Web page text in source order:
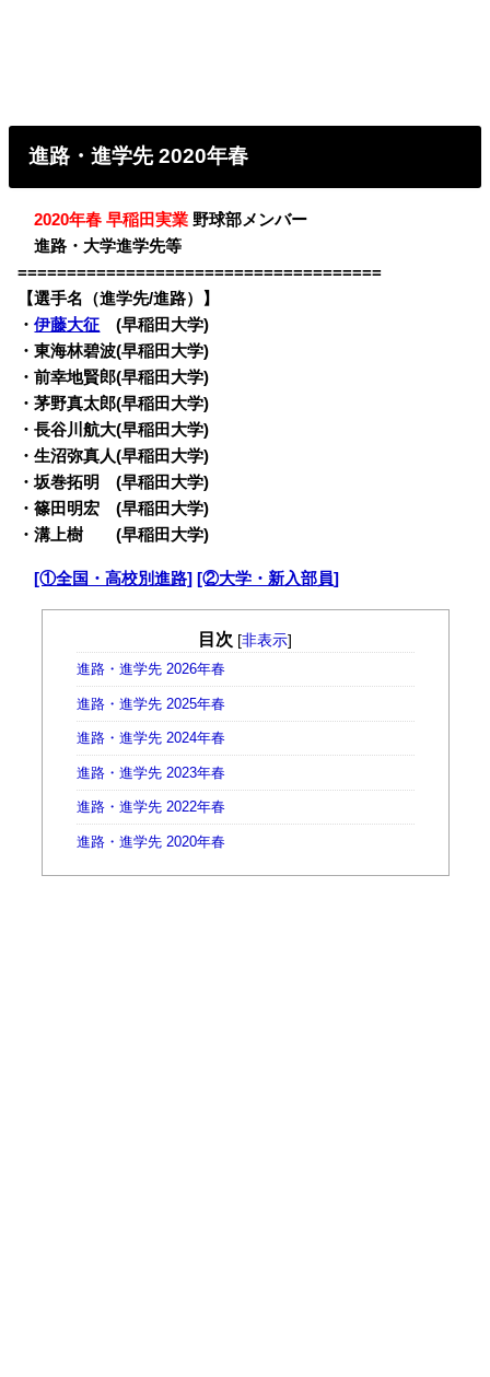
進路・進学先 2020年春
・2020年春 早稲田実業 野球部メンバー
・進路・大学進学先等
=====================================
【選手名（進学先/進路）】
・伊藤大征 (早稲田大学)
・東海林碧波(早稲田大学)
・前幸地賢郎(早稲田大学)
・茅野真太郎(早稲田大学)
・長谷川航大(早稲田大学)
・生沼弥真人(早稲田大学)
・坂巻拓明 (早稲田大学)
・篠田明宏 (早稲田大学)
・溝上樹 (早稲田大学)
[①全国・高校別進路] [②大学・新入部員]
目次 [非表示]
進路・進学先 2026年春
進路・進学先 2025年春
進路・進学先 2024年春
進路・進学先 2023年春
進路・進学先 2022年春
進路・進学先 2020年春